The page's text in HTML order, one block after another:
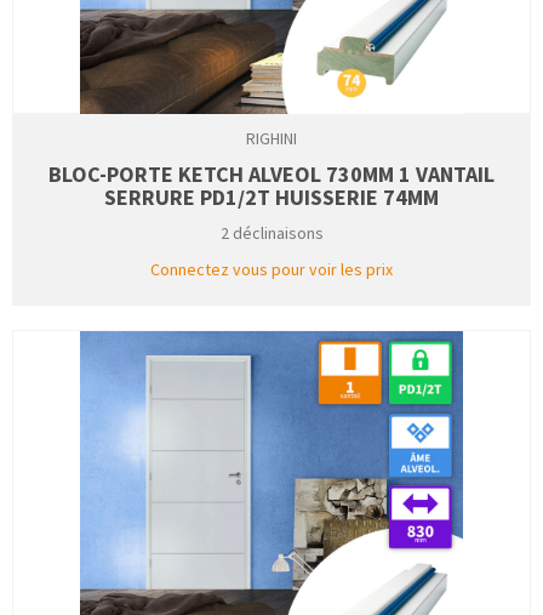
RIGHINI
BLOC-PORTE KETCH ALVEOL 730MM 1 VANTAIL
SERRURE PD1/2T HUISSERIE 74MM
2 déclinaisons
Connectez vous pour voir les prix